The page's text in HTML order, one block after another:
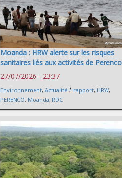
Moanda : HRW alerte sur les risques
sanitaires liés aux activités de Perenco
27/07/2026 - 23:37
Environnement, Actualité / rapport, HRW,
PERENCO, Moanda, RDC